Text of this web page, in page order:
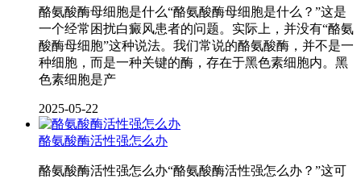
酪氨酸酶母细胞是什么“酪氨酸酶母细胞是什么？”这是
一个经常困扰白癜风患者的问题。实际上，并没有“酪氨
酸酶母细胞”这种说法。我们常说的酪氨酸酶，并不是一
种细胞，而是一种关键的酶，存在于黑色素细胞内。黑
色素细胞是产
2025-05-22
酪氨酸酶活性强怎么办
酪氨酸酶活性强怎么办“酪氨酸酶活性强怎么办？”这可